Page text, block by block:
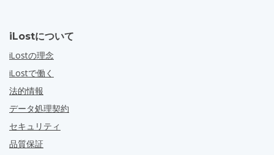
iLostについて
iLostの理念
iLostで働く
法的情報
データ処理契約
セキュリティ
品質保証